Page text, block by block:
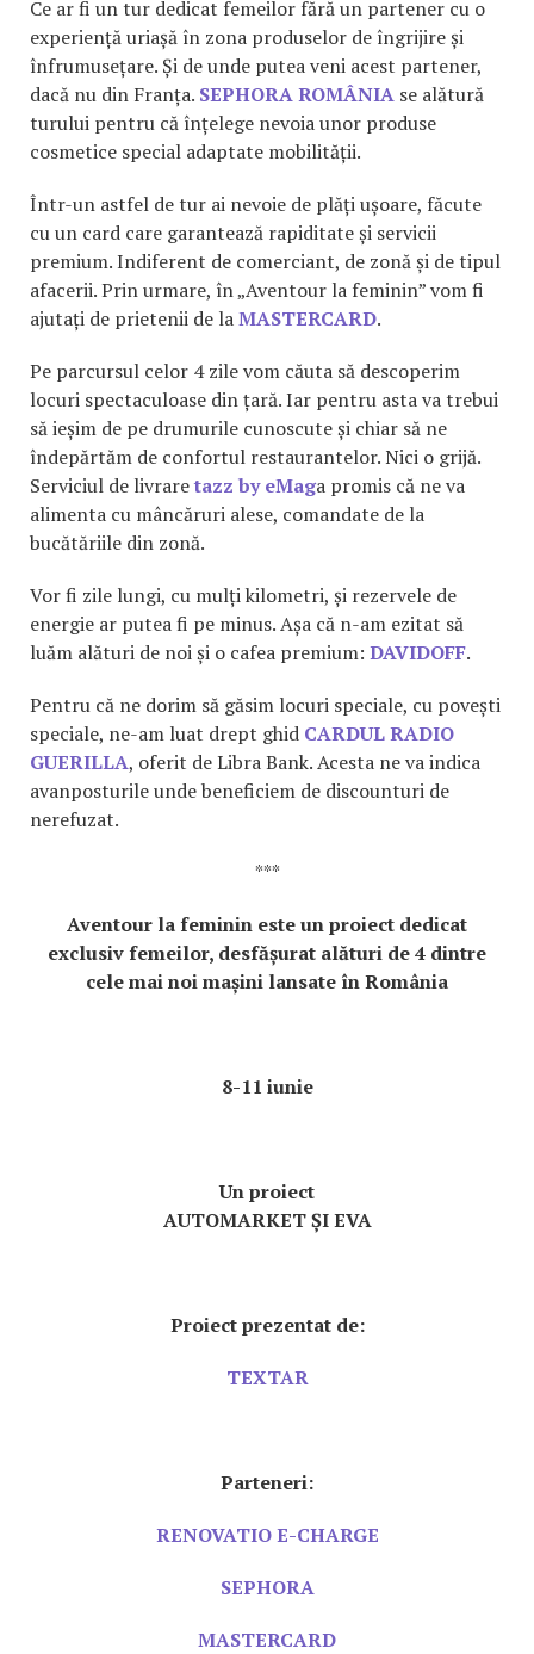
Ce ar fi un tur dedicat femeilor fără un partener cu o
experiență uriașă în zona produselor de îngrijire și
înfrumusețare. Și de unde putea veni acest partener,
dacă nu din Franța. SEPHORA ROMÂNIA se alătură
turului pentru că înțelege nevoia unor produse
cosmetice special adaptate mobilității.
Într-un astfel de tur ai nevoie de plăți ușoare, făcute
cu un card care garantează rapiditate și servicii
premium. Indiferent de comerciant, de zonă și de tipul
afacerii. Prin urmare, în „Aventour la feminin” vom fi
ajutați de prietenii de laMASTERCARD.
Pe parcursul celor 4 zile vom căuta să descoperim
locuri spectaculoase din țară. Iar pentru asta va trebui
să ieșim de pe drumurile cunoscute și chiar să ne
îndepărtăm de confortul restaurantelor. Nici o grijă.
Serviciul de livraretazz by eMaga promis că ne va
alimenta cu mâncăruri alese, comandate de la
bucătăriile din zonă.
Vor fi zile lungi, cu mulți kilometri, și rezervele de
energie ar putea fi pe minus. Așa că n-am ezitat să
luăm alături de noi și o cafea premium: DAVIDOFF.
Pentru că ne dorim să găsim locuri speciale, cu povești
speciale, ne-am luat drept ghid CARDUL RADIO
GUERILLA, oferit de Libra Bank. Acesta ne va indica
avanposturile unde beneficiem de discounturi de
nerefuzat.
***
Aventour la feminin este un proiect dedicat
exclusiv femeilor, desfășurat alături de 4 dintre
cele mai noi mașini lansate în România
8-11 iunie
Un proiect
AUTOMARKET ȘI EVA
Proiect prezentat de:
TEXTAR
Parteneri:
RENOVATIO E-CHARGE
SEPHORA
MASTERCARD